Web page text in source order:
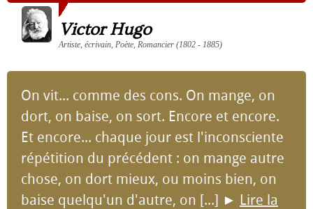
Victor Hugo
Artiste, écrivain, Poète, Romancier (1802 - 1885)
On vit... comme des cons. On mange, on
dort, on baise, on sort. Encore et encore.
Et encore... chaque jour est l'inconsciente
répétition du précédent : on mange autre
chose, on dort mieux, ou moins bien, on
baise quelqu'un d'autre, on [...] ► Lire la